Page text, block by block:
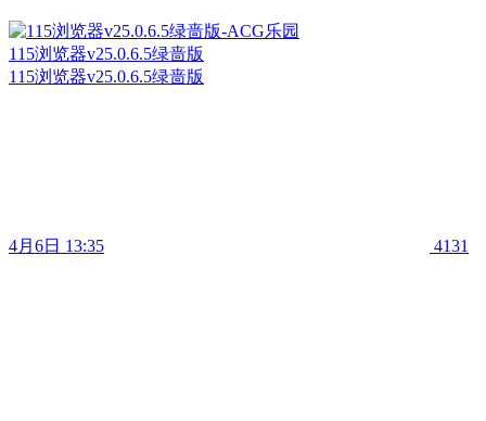
115浏览器v25.0.6.5绿啬版
115浏览器v25.0.6.5绿啬版
4月6日 13:35 4131